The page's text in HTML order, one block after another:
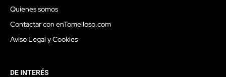
Quienes somos
Contactar con enTomelloso.com
Aviso Legal y Cookies
DE INTERÉS